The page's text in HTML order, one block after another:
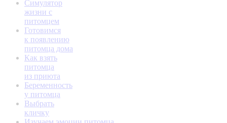
Симулятор
жизни с
питомцем
Готовимся
к появлению
питомца дома
Как взять
питомца
из приюта
Беременность
у питомца
Выбрать
кличку